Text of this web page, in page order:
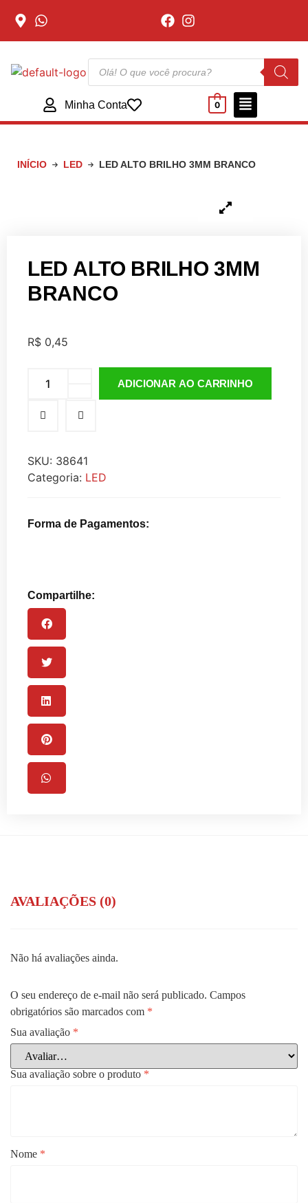
Minha Conta 0
INÍCIO LED LED ALTO BRILHO 3MM BRANCO
LED ALTO BRILHO 3MM
BRANCO
R$ 0,45
ADICIONAR AO CARRINHO
SKU: 38641
Categoria: LED
Forma de Pagamentos:
Compartilhe:
AVALIAÇÕES (0)
Não há avaliações ainda.
O seu endereço de e-mail não será publicado. Campos
obrigatórios são marcados com *
Sua avaliação *
Sua avaliação sobre o produto *
Nome *